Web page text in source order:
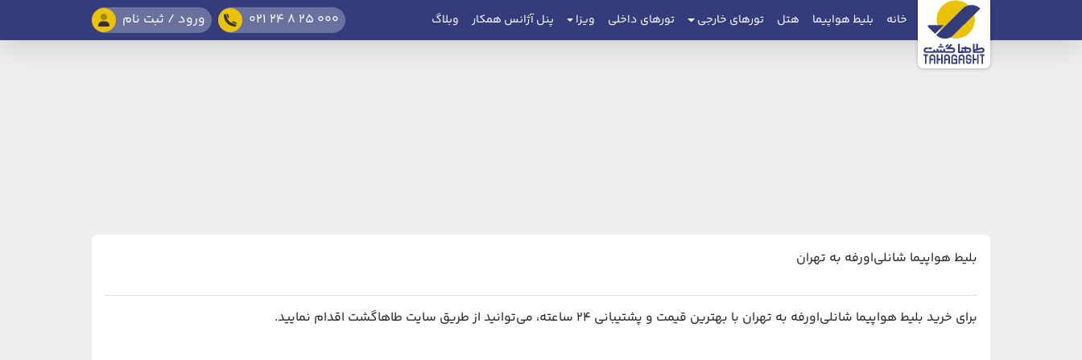
خانه بلیط هواپیما هتل تورهای خارجی تورهای داخلی ویزا پنل آژانس همکار وبلاگ 021 24 8 25 000 ورود / ثبت نام
بلیط هواپیما شانلی‌اورفه به تهران
برای خرید بلیط هواپیما شانلی‌اورفه به تهران با بهترین قیمت و پشتیبانی ۲۴ ساعته، می‌توانید از طریق سایت طاهاگشت اقدام نمایید.